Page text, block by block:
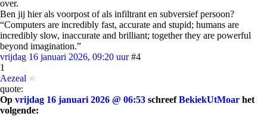
over.
Ben jij hier als voorpost of als infiltrant en subversief persoon?
“Computers are incredibly fast, accurate and stupid; humans are
incredibly slow, inaccurate and brilliant; together they are powerful
beyond imagination.”
vrijdag 16 januari 2026, 09:20 uur #4
1
Aezeal
quote:
Op vrijdag 16 januari 2026 @ 06:53 schreefBekiekUtMoar het
volgende: